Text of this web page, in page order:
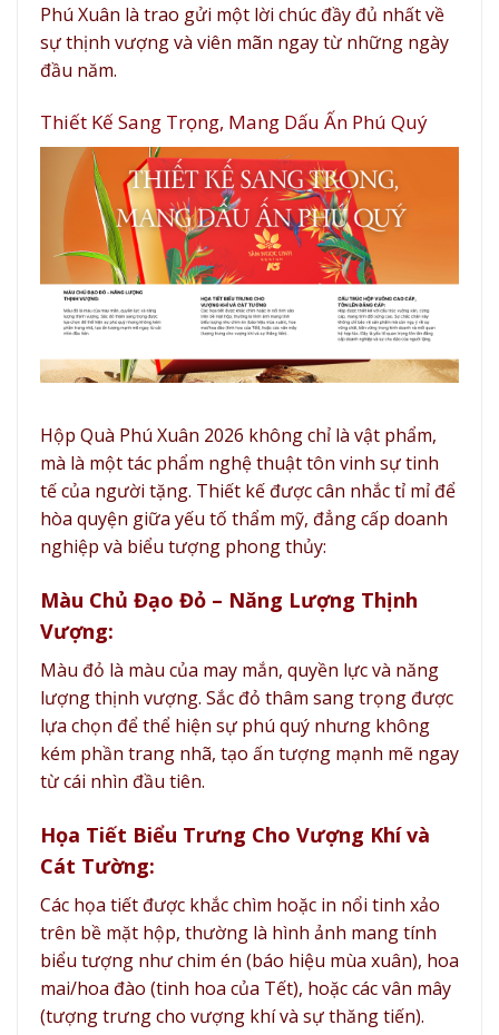
Phú Xuân là trao gửi một lời chúc đầy đủ nhất về
sự thịnh vượng và viên mãn ngay từ những ngày
đầu năm.
Thiết Kế Sang Trọng, Mang Dấu Ấn Phú Quý
Hộp Quà Phú Xuân 2026 không chỉ là vật phẩm,
mà là một tác phẩm nghệ thuật tôn vinh sự tinh
tế của người tặng. Thiết kế được cân nhắc tỉ mỉ để
hòa quyện giữa yếu tố thẩm mỹ, đẳng cấp doanh
nghiệp và biểu tượng phong thủy:
Màu Chủ Đạo Đỏ – Năng Lượng Thịnh
Vượng:
Màu đỏ là màu của may mắn, quyền lực và năng
lượng thịnh vượng. Sắc đỏ thâm sang trọng được
lựa chọn để thể hiện sự phú quý nhưng không
kém phần trang nhã, tạo ấn tượng mạnh mẽ ngay
từ cái nhìn đầu tiên.
Họa Tiết Biểu Trưng Cho Vượng Khí và
Cát Tường:
Các họa tiết được khắc chìm hoặc in nổi tinh xảo
trên bề mặt hộp, thường là hình ảnh mang tính
biểu tượng như chim én (báo hiệu mùa xuân), hoa
mai/hoa đào (tinh hoa của Tết), hoặc các vân mây
(tượng trưng cho vượng khí và sự thăng tiến).